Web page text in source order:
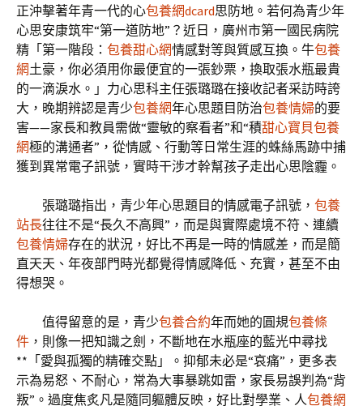
正沖擊著年青一代的心包養網dcard思防地。若何為青少年
心思安康筑牢“第一道防地”？近日，廣州市第一國民病院
精「第一階段： 包養甜心網情感對等與質感互換。牛包養
網土豪，你必須用你最便宜的一張鈔票，換取張水瓶最貴
的一滴淚水。」力心思科主任張璐璐在接收記者采訪時誇
大，晚期辨認是青少包養網年心思題目防治包養情婦的要
害——家長和教員需做“靈敏的察看者”和“積甜心寶貝包養
網極的溝通者”，從情感、行動等日常生涯的蛛絲馬跡中捕
獲到異常電子訊號，實時干涉才幹幫孩子走出心思陰霾。
張璐璐指出，青少年心思題目的情感電子訊號， 包養
站長往往不是“長久不高興”，而是與實際處境不符、連續
包養情婦存在的狀況，好比不再是一時的情感差，而是簡
直天天、年夜部門時光都覺得情感降低、充實，甚至不由
得想哭。
值得留意的是，青少包養合約年而她的圓規包養條
件 ，則像一把知識之劍，不斷地在水瓶座的藍光中尋找
**「愛與孤獨的精確交點」。抑郁未必是“哀痛”，更多表
示為易怒、不耐心，常為大事暴跳如雷，家長易誤判為“背
叛”。過度焦炙凡是隨同軀體反映，好比對學業、人包養網